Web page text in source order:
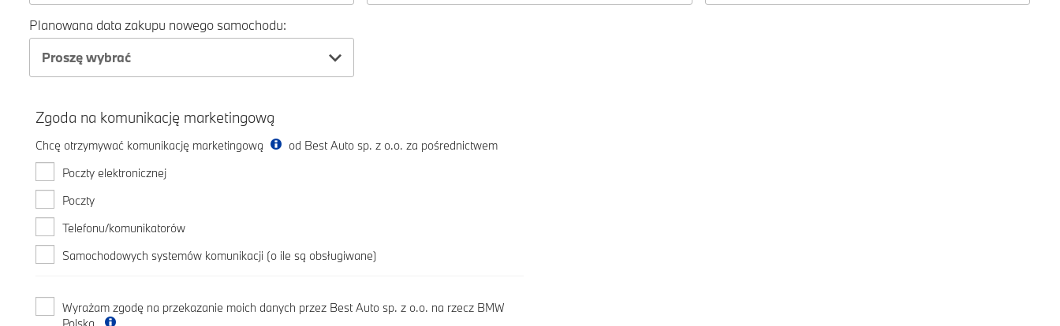
Planowana data zakupu nowego samochodu:
Proszę wybrać
Zgoda na komunikację marketingową
Chcę otrzymywać komunikację marketingową
od Best Auto sp. z o.o. za pośrednictwem
Poczty elektronicznej
Poczty
Telefonu/komunikatorów
Samochodowych systemów komunikacji (o ile są obsługiwane)
Wyrażam zgodę na przekazanie moich danych przez Best Auto sp. z o.o. na rzecz BMW